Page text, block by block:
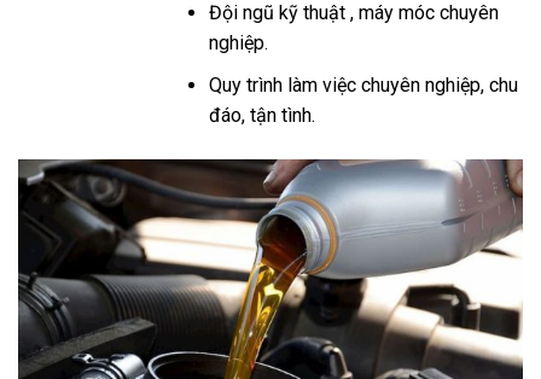
Đội ngũ kỹ thuật , máy móc chuyên
nghiệp.
Quy trình làm việc chuyên nghiệp, chu
đáo, tận tình.